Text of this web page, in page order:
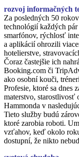
rozvoj informačných
Za posledných 50
technológií každých
smarfónov, rýchlosť
a aplikácií ohrozili
hotelierstve,
Čoraz častejšie ich
Booking.com či
ako osobní kouči,
Profesie, ktoré sa dnes
materstvo, starostlivosť
Hammonda v
Tieto služby budú
ktoré zarobia roboti.
vzťahov, keď okolo
dostupní, že nikto